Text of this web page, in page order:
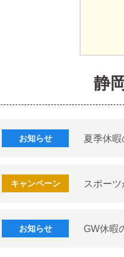
静
お知らせ 夏季休
キャンペーン スポー
お知らせ GW休暇